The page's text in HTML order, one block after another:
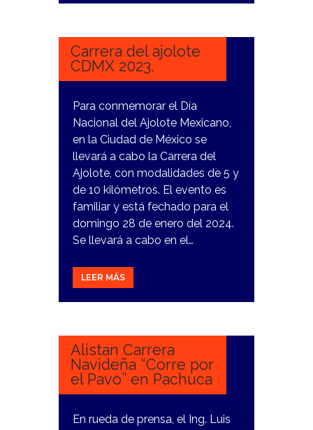
16
Carrera del ajolote
CDMX 2023.
Para conmemorar el Día
Nacional del Ajolote Mexicano,
en la Ciudad de México se
llevará a cabo la Carrera del
Ajolote, con modalidades de 5 y
de 10 kilómetros. El evento es
familiar y está fechado para el
domingo 28 de enero del 2024.
Se llevará a cabo en el…
LEER MÁS
9
Alistan Carrera
Navideña “Corre por
el Pavo” en Pachuca
En rueda de prensa, el Ing. Luis